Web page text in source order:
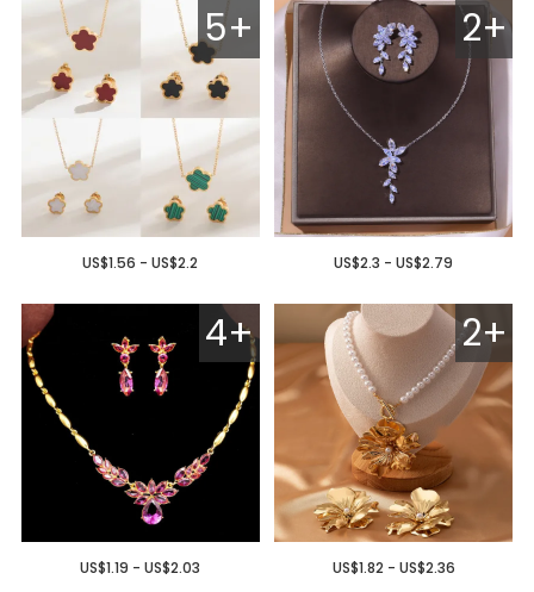
2+
US$2.3 - US$2.79
5+
US$1.56 - US$2.2
2+
US$1.82 - US$2.36
4+
US$1.19 - US$2.03